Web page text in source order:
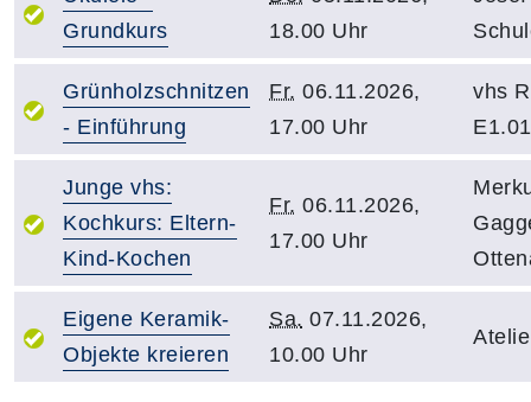
Grundkurs
18.00 Uhr
Grünholzschnitzen
- Einführung
Fr. 06.11.2026,
17.00 Uhr
vhs
E1.01
Junge vhs:
Kochkurs: Eltern-
Kind-Kochen
Fr. 06.11.2026,
17.00 Uhr
Eigene Keramik-
Objekte kreieren
Sa. 07.11.2026,
10.00 Uhr